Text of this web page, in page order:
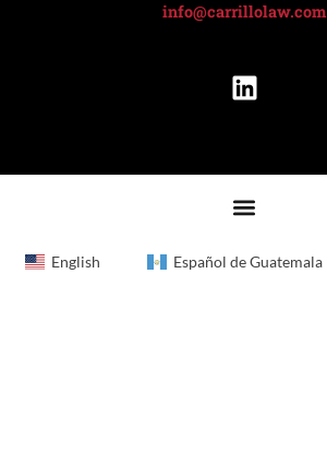
info@carrillolaw.com
English Español de Guatemala